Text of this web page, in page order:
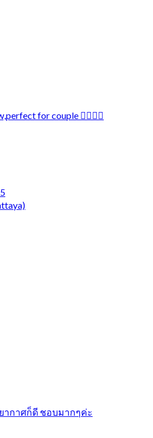
for couple 👍🏻👏🏻
ากาศก็ดี ชอบมากๆค่ะ